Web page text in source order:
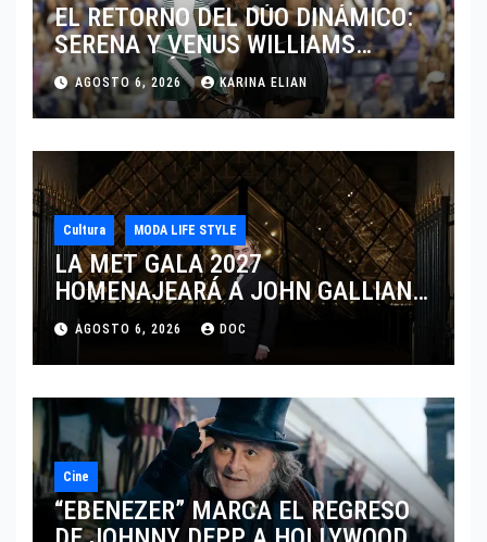
EL RETORNO DEL DÚO DINÁMICO:
SERENA Y VENUS WILLIAMS
DISPUTARÁN LOS DOBLES EN
CINCINNATI 2026
AGOSTO 6, 2026 KARINA ELIAN
Cultura MODA LIFE STYLE
LA MET GALA 2027
HOMENAJEARÁ A JOHN GALLIANO
MARCANDO EL REGRESO DEL REY
DEL DRAMATISMO
AGOSTO 6, 2026 DOC
Cine
“EBENEZER” MARCA EL REGRESO